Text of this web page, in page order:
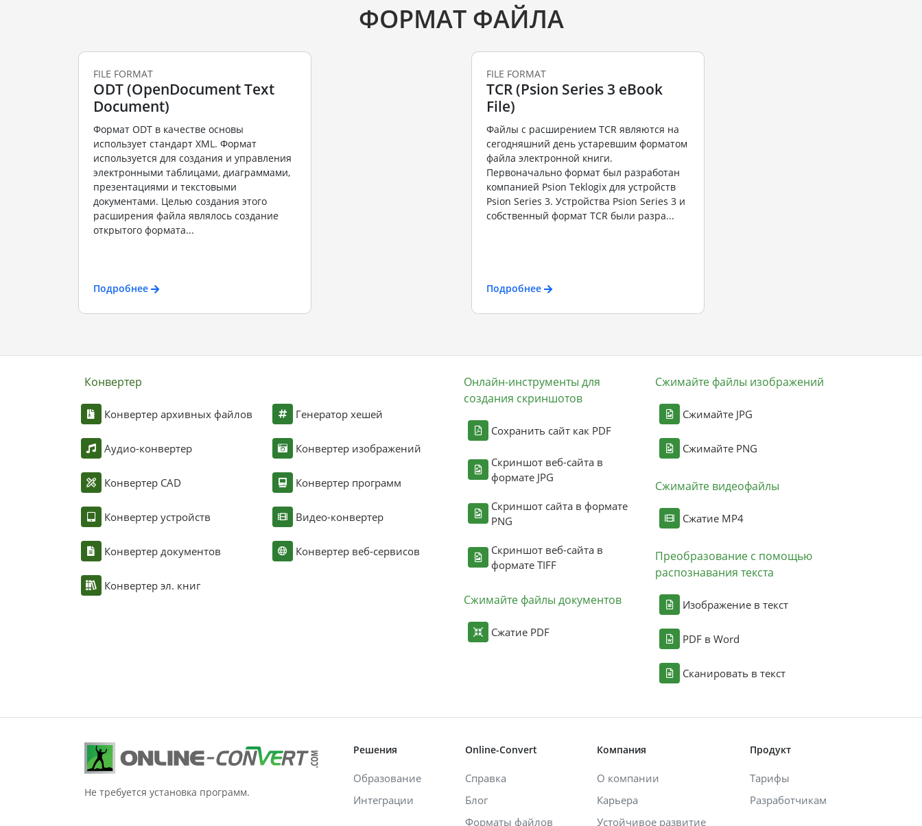
ФОРМАТ ФАЙЛА
FILE FORMAT
ODT (OpenDocument Text
Document)
Формат ODT в качестве основы
использует стандарт XML. Формат
используется для создания и управления
электронными таблицами, диаграммами,
презентациями и текстовыми
документами. Целью создания этого
расширения файла являлось создание
открытого формата...
Подробнее
FILE FORMAT
TCR (Psion Series 3 eBook
File)
Файлы с расширением TCR являются на
сегодняшний день устаревшим форматом
файла электронной книги.
Первоначально формат был разработан
компанией Psion Teklogix для устройств
Psion Series 3. Устройства Psion Series 3 и
собственный формат TCR были разра...
Подробнее
Конвертер
Конвертер архивных файлов
Аудио-конвертер
Конвертер CAD
Конвертер устройств
Конвертер документов
Конвертер эл. книг
Генератор хешей
Конвертер изображений
Конвертер программ
Видео-конвертер
Конвертер веб-сервисов
Онлайн-инструменты для
создания скриншотов
Сохранить сайт как PDF
Скриншот веб-сайта в
формате JPG
Скриншот сайта в формате
PNG
Скриншот веб-сайта в
формате TIFF
Сжимайте файлы документов
Сжатие PDF
Сжимайте файлы изображений
Сжимайте JPG
Сжимайте PNG
Сжимайте видеофайлы
Сжатие MP4
Преобразование с помощью
распознавания текста
Изображение в текст
PDF в Word
Сканировать в текст
Не требуется установка программ.
Решения
Образование
Интеграции
Online-Convert
Справка
Блог
Форматы файлов
Компания
О компании
Карьера
Устойчивое развитие
Продукт
Тарифы
Разработчикам